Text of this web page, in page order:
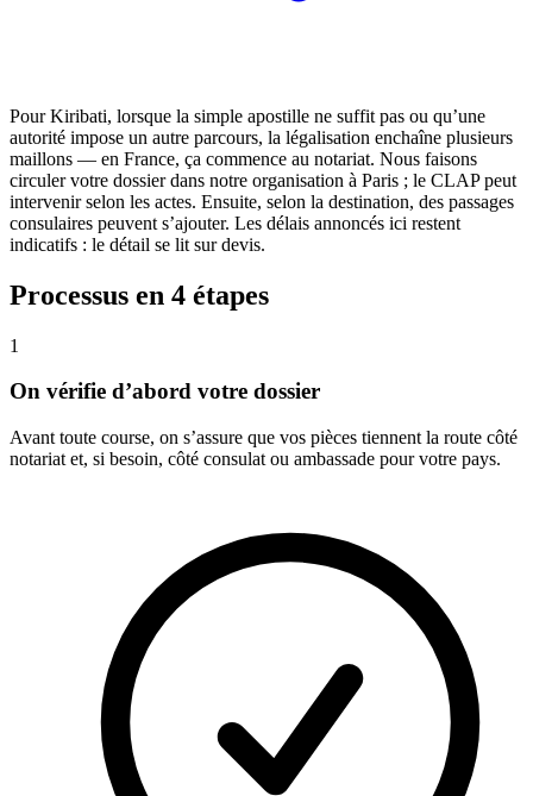
Pour Kiribati, lorsque la simple apostille ne suffit pas ou qu’une
autorité impose un autre parcours, la légalisation enchaîne plusieurs
maillons — en France, ça commence au notariat. Nous faisons
circuler votre dossier dans notre organisation à Paris ; le CLAP peut
intervenir selon les actes. Ensuite, selon la destination, des passages
consulaires peuvent s’ajouter. Les délais annoncés ici restent
indicatifs : le détail se lit sur devis.
Processus en 4 étapes
1
On vérifie d’abord votre dossier
Avant toute course, on s’assure que vos pièces tiennent la route côté
notariat et, si besoin, côté consulat ou ambassade pour votre pays.